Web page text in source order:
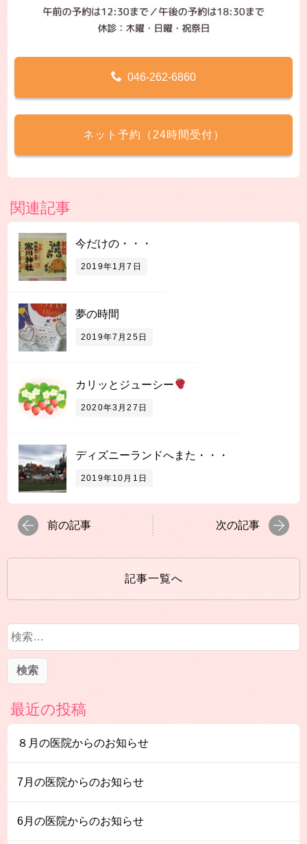
046-262-6860
ネット予約（24時間受付）
関連記事
今だけの・・・
2019年1月7日
夢の時間
2019年7月25日
カリッとジューシー
2020年3月27日
ディズニーランドへまた・・・
2019年10月1日
前の記事 次の記事
記事一覧へ
検
索
最近の投稿
８月の医院からのお知らせ
7月の医院からのお知らせ
6月の医院からのお知らせ